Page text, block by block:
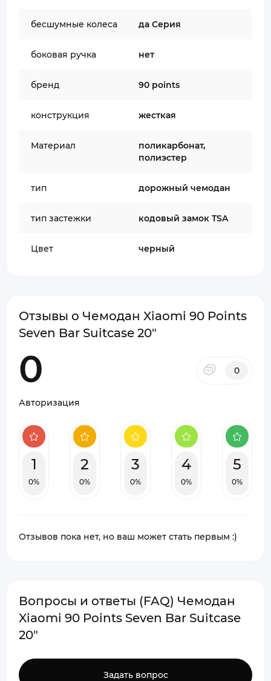
бесшумные колеса да Серия
боковая ручка нет
бренд 90 points
конструкция жесткая
Материал
поликарбонат,
полиэстер
тип дорожный чемодан
тип застежки кодовый замок TSA
Цвет черный
Отзывы о Чемодан Xiaomi 90 Points
Seven Bar Suitcase 20"
0 0
Авторизация
1
0%
2
0%
3
0%
4
0%
5
0%
Отзывов пока нет, но ваш может стать первым :)
Вопросы и ответы (FAQ) Чемодан
Xiaomi 90 Points Seven Bar Suitcase
20"
Задать вопрос